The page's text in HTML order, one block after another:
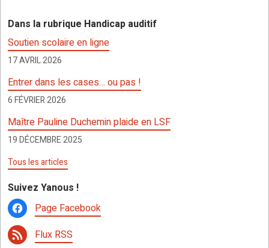
b
o
o
k
er s
A
p
p
n
g
er
p
c
at
g
er
Dans la rubrique Handicap auditif
Soutien scolaire en ligne
17 AVRIL 2026
Entrer dans les cases… ou pas !
6 FÉVRIER 2026
Maître Pauline Duchemin plaide en LSF
19 DÉCEMBRE 2025
Tous les articles
Suivez Yanous !
Page Facebook
Flux RSS